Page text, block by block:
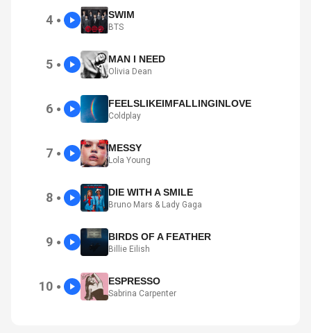
4 ● SWIM
BTS
5 ● MAN I NEED
Olivia Dean
6 ● FEELSLIKEIMFALLINGINLOVE
Coldplay
7 ● MESSY
Lola Young
8 ● DIE WITH A SMILE
Bruno Mars & Lady Gaga
9 ● BIRDS OF A FEATHER
Billie Eilish
10 ● ESPRESSO
Sabrina Carpenter